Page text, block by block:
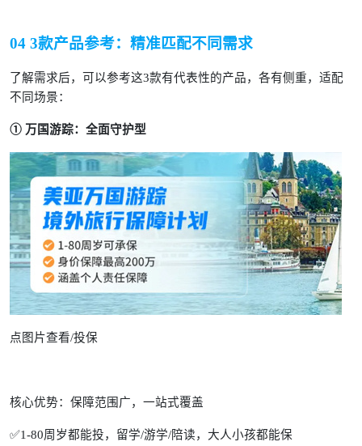
04 3款产品参考：精准匹配不同需求
了解需求后，可以参考这3款有代表性的产品，各有侧重，适配
不同场景：
① 万国游踪：全面守护型
点图片查看/投保
核心优势：保障范围广，一站式覆盖
✅1-80周岁都能投，留学/游学/陪读，大人小孩都能保